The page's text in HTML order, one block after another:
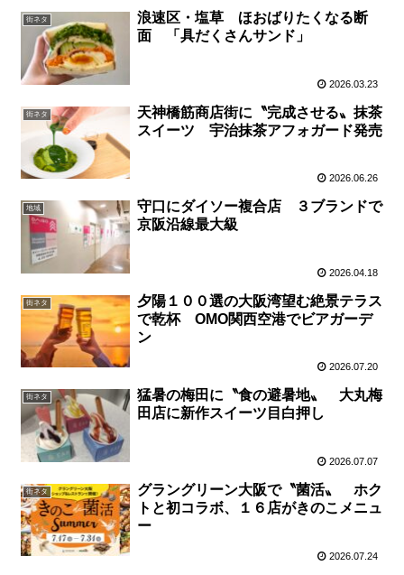
街ネタ
浪速区・塩草 ほおばりたくなる断
面 「具だくさんサンド」
2026.03.23
街ネタ
天神橋筋商店街に〝完成させる〟抹茶
スイーツ 宇治抹茶アフォガード発売
2026.06.26
地域
守口にダイソー複合店 ３ブランドで
京阪沿線最大級
2026.04.18
街ネタ
夕陽１００選の大阪湾望む絶景テラス
で乾杯 OMO関西空港でビアガーデ
ン
2026.07.20
街ネタ
猛暑の梅田に〝食の避暑地〟 大丸梅
田店に新作スイーツ目白押し
2026.07.07
街ネタ
グラングリーン大阪で〝菌活〟 ホク
トと初コラボ、１６店がきのこメニュ
ー
2026.07.24